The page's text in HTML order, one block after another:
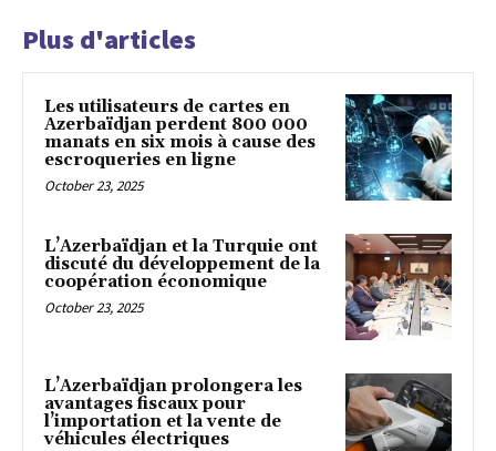
Plus d'articles
Les utilisateurs de cartes en
Azerbaïdjan perdent 800 000
manats en six mois à cause des
escroqueries en ligne
October 23, 2025
L’Azerbaïdjan et la Turquie ont
discuté du développement de la
coopération économique
October 23, 2025
L’Azerbaïdjan prolongera les
avantages fiscaux pour
l’importation et la vente de
véhicules électriques